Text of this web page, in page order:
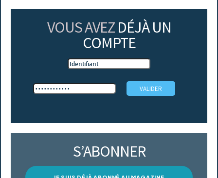
VOUS AVEZ DÉJÀ UN
COMPTE
S’ABONNER